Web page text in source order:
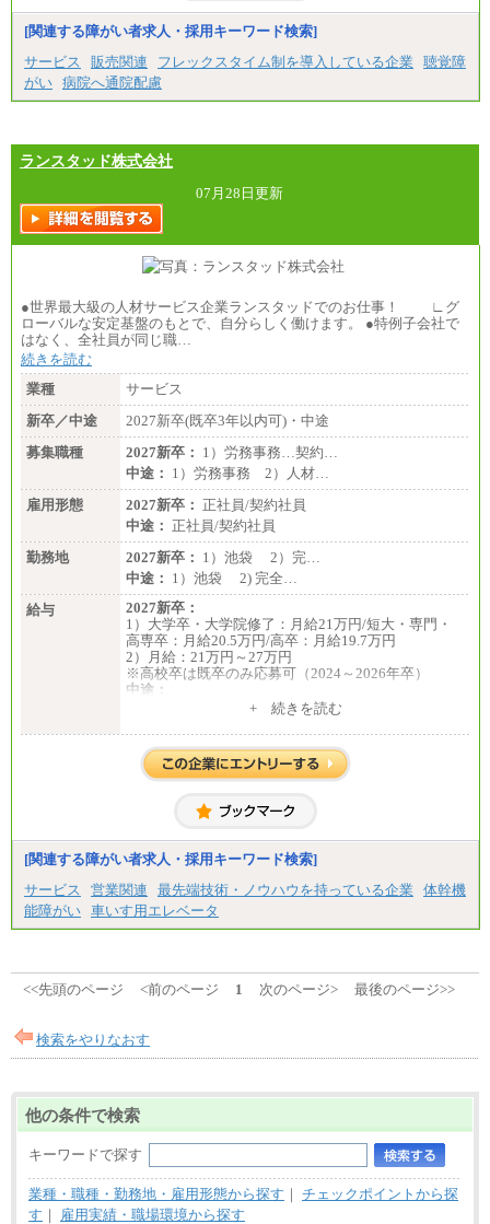
※1…東京都、埼玉県、千葉県、神奈川県
※2…大阪府、京都府、兵庫県、滋賀県
※3…愛知県、静岡県
※4…北海道、宮城県、栃木県、群馬県、長野県、新
潟県、富山県、石川県、岡山県、広島県、山口県、
香川県、福岡県
県、福島県、山形県
・月給には一律地域手当を含んだ金額を表示
（一律地域手当：※1…36,000円、※2…33,000円、
※3…28,000円、※4…25,000円、※5…23,000円）
・試用期間中も給与変更なし
●基幹職（地域限定社員）
・大学・院卒／月給185,000 円～219,000 円 ※勤務地
〈東京・神奈川〉219,000 円
〈大阪・兵庫〉209,000 円
〈愛知〉194,500 円 〈福岡〉1
・専門・短大卒／月給185,000 円～210,000 円 ※勤務
地により異なる。
〈東京・神奈川〉210,000 円
〈大阪・兵庫〉200,000 円
〈愛知〉194,500 円 〈福
岡〉185,000円
※基本給のみ（地域手当なし）
※試用期間中も給与変更なし
中途：
【阪急交通社】
◆正社員/総合職
月給250,000円～(※1)、247,000円～(※2)、242,000円
～(※3)、239,000円～(※4)、237,000円～（※5）
・月給は一律地域手当を含んだ金額を表示
（※1…36,000円、※2…33,000円、※3…28,000円、
※4…25,000円、※5…23,000円）
・試用期間中も給与変更なし
〈東京・神奈川〉月給219,000 円～ 〈大阪・兵庫〉
月給209,000 円～
〈愛知〉月給194,500 円～ 〈福岡〉月給185,000 円～
・一律地域手当なし
・試用期間中も給与変更なし
◆契約社員
～(※3)、170,500～(※4)、168,000円～（※5）
※1…東京都、埼玉県、千葉県、神奈川県
※2…大阪府、京都府、兵庫県、滋賀県
※3…愛知県、静岡県
※4…北海道、宮城県、栃木県、群馬県、長野県、新
※5…青森県、鳥取県、島根県、愛媛県、高知県、大
分県、長崎県、熊本県、宮崎県、鹿児島県、沖縄
◆パート・アルバイト
時給制：最低時給額 1,050円～ ※勤務地により異な
【エアサーブ】
月給223,000円～
・試用期間中も給与変更なし
[関連する障がい者求人・採用キーワード検索]
サービス
販売関連 フレックスタイム制を導入している企業
聴覚障
がい 病院へ通院配慮
ランスタッド株式会社
07月28日更新
●世界最大級の人材サービス企業ランスタッドでのお仕事！ ∟グ
ローバルな安定基盤のもとで、自分らしく働けます。 ●特例子会社で
はなく、全社員が同じ職…
続きを読む
業種
サービス
新卒／中途
2027新卒(既卒3年以内可)・中途
募集職種
2027新卒： 1）労務事務…契約…
中途： 1）労務事務 2）人材…
雇用形態
2027新卒： 正社員/契約社員
中途： 正社員/契約社員
勤務地
2027新卒： 1）池袋 2）完…
中途： 1）池袋 2) 完全…
給与
2027新卒：
1）大学卒・大学院修了：月給21万円/短大・専門・
高専卒：月給20.5万円/高卒：月給19.7万円
2）月給：21万円～27万円
※高校卒は既卒のみ応募可（2024～2026年卒）
中途：
1）月給：21万円～25万円+ 続きを読む
[関連する障がい者求人・採用キーワード検索]
サービス
営業関連 最先端技術・ノウハウを持っている企業
体幹機
能障がい 車いす用エレベータ
<<先頭のページ <前のページ 1 次のページ> 最後のページ>>
検索をやりなおす
他の条件で検索
キーワードで探す
業種・職種・勤務地・雇用形態から探す ｜ チェックポイントから探
す ｜
雇用実績・職場環境から探す